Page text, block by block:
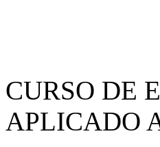
CURSO DE
APLICADO